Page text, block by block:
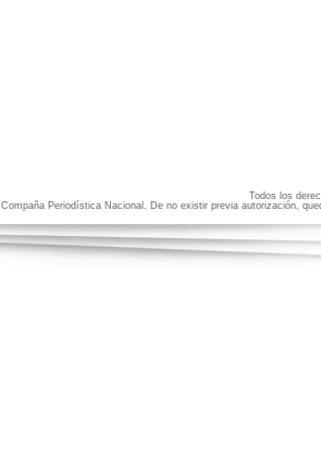
Todos los
Compaña Periodística Nacional. De no existir previa autorización,